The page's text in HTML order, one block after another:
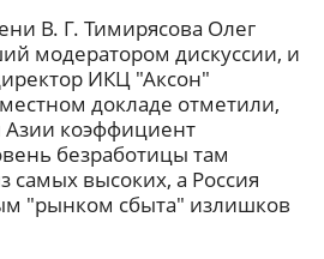
В. Г. Тимирясова Олег
модератором дискуссии, и
ИКЦ "Аксон"
докладе отметили,
Азии коэффициент
безработицы там
самых высоких, а Россия
"рынком сбыта" излишков